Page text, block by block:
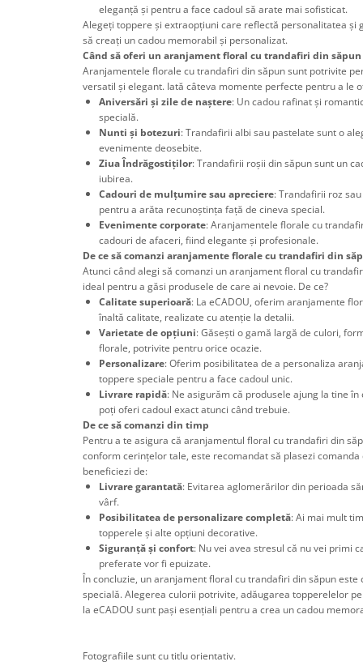
eleganță și pentru a face cadoul să arate mai sofisticat.
Alegeți toppere și extraopțiuni care reflectă personalitatea și
să creați un cadou memorabil și personalizat.
Când să oferi un aranjament floral cu trandafiri din săpun
Aranjamentele florale cu trandafiri din săpun sunt potrivite
versatil și elegant. Iată câteva momente perfecte pentru a le
Aniversări și zile de naștere: Un cadou rafinat și
specială.
Nunti și botezuri: Trandafirii albi sau pastelate sunt o
evenimente deosebite.
Ziua Îndrăgostiților: Trandafirii roșii din săpun sunt un
iubirea.
Cadouri de mulțumire sau apreciere: Trandafirii roz
pentru a arăta recunoștința față de cineva special.
Evenimente corporate: Aranjamentele florale cu
cadouri de afaceri, fiind elegante și profesionale.
De ce să comanzi aranjamente florale cu trandafiri din
Atunci când alegi să comanzi un aranjament floral cu
ideal pentru a găsi produsele de care ai nevoie. De ce?
Calitate superioară: La eCADOU, oferim aranjamente
înaltă calitate, realizate cu atenție la detalii.
Varietate de opțiuni: Găsești o gamă largă de culori,
florale, potrivite pentru orice ocazie.
Personalizare: Oferim posibilitatea de a personaliza
toppere speciale pentru a face cadoul unic.
Livrare rapidă: Ne asigurăm că produsele ajung la tine
poți oferi cadoul exact atunci când trebuie.
De ce să comanzi din timp
Pentru a te asigura că aranjamentul floral cu trandafiri din
conform cerințelor tale, este recomandat să plasezi
beneficiezi de:
Livrare garantată: Evitarea aglomerărilor din perioada
vârf.
Posibilitatea de personalizare completă: Ai mai mult
topperele și alte opțiuni decorative.
Siguranță și confort: Nu vei avea stresul că nu vei primi
preferate vor fi epuizate.
În concluzie, un aranjament floral cu trandafiri din săpun
specială. Alegerea culorii potrivite, adăugarea topperelelor
la eCADOU sunt pași esențiali pentru a crea un cadou
Fotografiile sunt cu titlu orientativ.